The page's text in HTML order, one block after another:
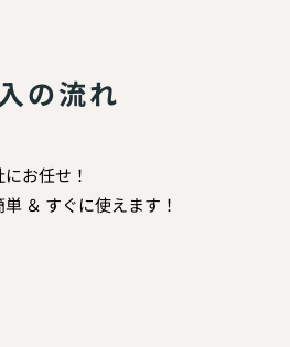
の流れ
お任せ！
＆ すぐに使えます！